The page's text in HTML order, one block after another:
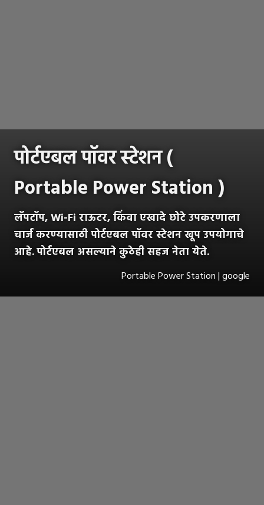
पोर्टएबल पॉवर स्टेशन (
Portable Power Station )
लॅपटॉप, Wi-Fi राऊटर, किंवा एखादे छोटे उपकरणाला
चार्ज करण्यासाठी पोर्टएबल पॉवर स्टेशन खूप उपयोगाचे
आहे.पोर्टएबल असल्याने कुठेही सहज नेता येते.
Portable Power Station | google